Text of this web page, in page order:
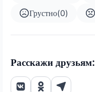
Грустно(0)
Расскажи друзьям: